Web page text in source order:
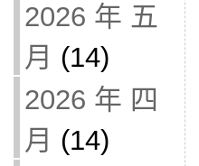
2026 年 五
月 (14)
2026 年 四
月 (14)